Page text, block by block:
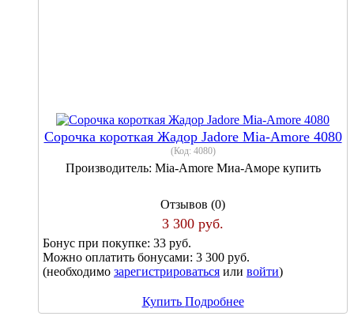
Сорочка короткая Жадор Jadore Mia-Amore 4080
(Код: 4080)
Производитель: Mia-Amore Миа-Аморе купить
Отзывов (0)
3 300 руб.
Бонус при покупке: 33 руб.
Можно оплатить бонусами: 3 300 руб.
(необходимо зарегистрироваться или войти)
Купить Подробнее